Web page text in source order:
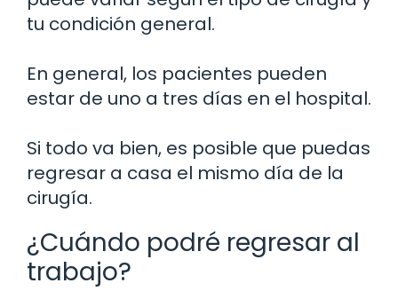
tu condición general.
En general, los pacientes pueden
estar de uno a tres días en el hospital.
Si todo va bien, es posible que puedas
regresar a casa el mismo día de la
cirugía.
¿Cuándo podré regresar al
trabajo?